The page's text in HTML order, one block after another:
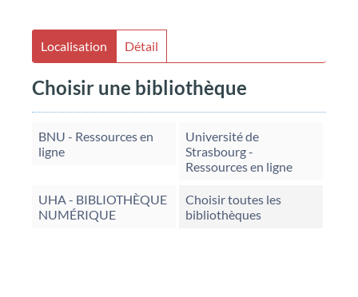
Localisation Détail
Choisir une bibliothèque
BNU - Ressources en
ligne
Université de
Strasbourg -
Ressources en ligne
UHA - BIBLIOTHÈQUE
NUMÉRIQUE
Choisir toutes les
bibliothèques